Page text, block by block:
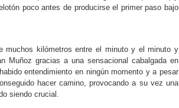
poco antes de producirse el primer paso bajo
muchos kilómetros entre el minuto y el minuto y
Muñoz gracias a una sensacional cabalgada en
entendimiento en ningún momento y a pesar
hacer camino, provocando a su vez una
siendo crucial.